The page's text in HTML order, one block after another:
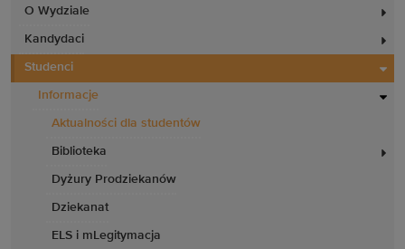
O Wydziale
Kandydaci
Studenci
Informacje
Aktualności dla studentów
Biblioteka
Dyżury Prodziekanów
Dziekanat
ELS i mLegitymacja